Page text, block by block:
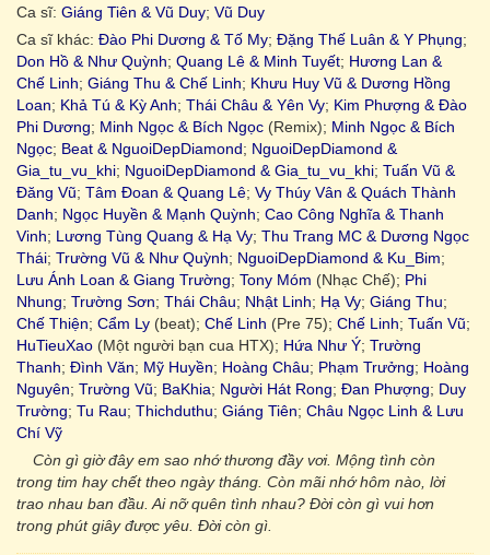
Ca sĩ: Giáng Tiên & Vũ Duy; Vũ Duy
Ca sĩ khác: Đào Phi Dương & Tố My; Đặng Thế Luân & Y Phụng;
Don Hồ & Như Quỳnh; Quang Lê & Minh Tuyết; Hương Lan &
Chế Linh; Giáng Thu & Chế Linh; Khưu Huy Vũ & Dương Hồng
Loan; Khả Tú & Kỳ Anh; Thái Châu & Yên Vy; Kim Phượng & Đào
Phi Dương; Minh Ngọc & Bích Ngọc (Remix); Minh Ngọc & Bích
Ngọc; Beat & NguoiDepDiamond; NguoiDepDiamond &
Gia_tu_vu_khi; NguoiDepDiamond & Gia_tu_vu_khi; Tuấn Vũ &
Đăng Vũ; Tâm Đoan & Quang Lê; Vy Thúy Vân & Quách Thành
Danh; Ngọc Huyền & Mạnh Quỳnh; Cao Công Nghĩa & Thanh
Vinh; Lương Tùng Quang & Hạ Vy; Thu Trang MC & Dương Ngọc
Thái; Trường Vũ & Như Quỳnh; NguoiDepDiamond & Ku_Bim;
Lưu Ánh Loan & Giang Trường; Tony Móm (Nhạc Chế); Phi
Nhung; Trường Sơn; Thái Châu; Nhật Linh; Hạ Vy; Giáng Thu;
Chế Thiện; Cẩm Ly (beat); Chế Linh (Pre 75); Chế Linh; Tuấn Vũ;
HuTieuXao (Một người bạn cua HTX); Hứa Như Ý; Trường
Thanh; Đình Văn; Mỹ Huyền; Hoàng Châu; Phạm Trưởng; Hoàng
Nguyên; Trường Vũ; BaKhia; Người Hát Rong; Đan Phượng; Duy
Trường; Tu Rau; Thichduthu; Giáng Tiên; Châu Ngọc Linh & Lưu
Chí Vỹ
Còn gì giờ đây em sao nhớ thương đầy vơi. Mộng tình còn
trong tim hay chết theo ngày tháng. Còn mãi nhớ hôm nào, lời
trao nhau ban đầu. Ai nỡ quên tình nhau? Đời còn gì vui hơn
trong phút giây được yêu. Đời còn gì.